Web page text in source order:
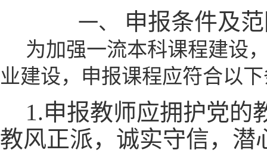
一、 申报条件及
为加强一流本科课程建设
业建设，申报课程应符合以
1.申报教师应拥护党的
教风正派，诚实守信，潜